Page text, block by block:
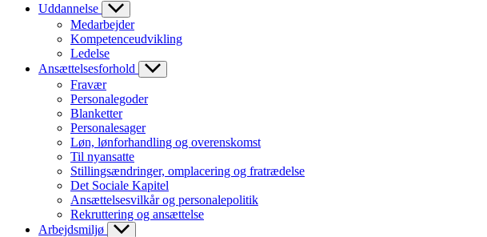
Uddannelse
Medarbejder
Kompetenceudvikling
Ledelse
Ansættelsesforhold
Fravær
Personalegoder
Blanketter
Personalesager
Løn, lønforhandling og overenskomst
Til nyansatte
Stillingsændringer, omplacering og fratrædelse
Det Sociale Kapitel
Ansættelsesvilkår og personalepolitik
Rekruttering og ansættelse
Arbejdsmiljø